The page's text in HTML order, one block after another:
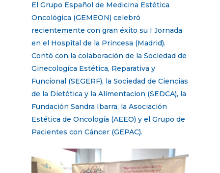
El Grupo Español de Medicina Estética
Oncológica (GEMEON) celebró
recientemente con gran éxito su I Jornada
en el Hospital de la Princesa (Madrid).
Contó con la colaboración de la Sociedad de
Ginecologíca Estética, Reparativa y
Funcional (SEGERF), la Sociedad de Ciencias
de la Dietética y la Alimentacion (SEDCA), la
Fundación Sandra Ibarra, la Asociación
Estética de Oncología (AEEO) y el Grupo de
Pacientes con Cáncer (GEPAC).